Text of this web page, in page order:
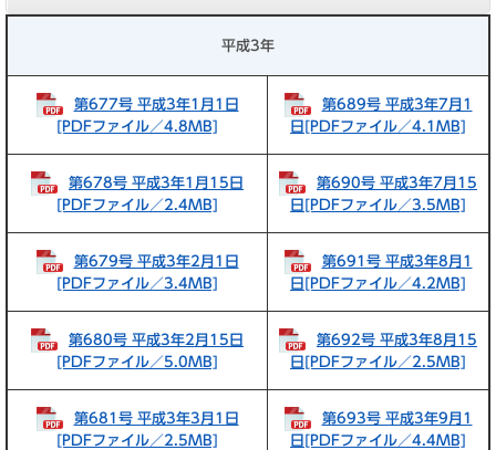
平成3年
第677号 平成3年1月1日
[PDFファイル／4.8MB]
第689号 平成3年7月1
日[PDFファイル／4.1MB]
第678号 平成3年1月15日
[PDFファイル／2.4MB]
第690号 平成3年7月15
日[PDFファイル／3.5MB]
第679号 平成3年2月1日
[PDFファイル／3.4MB]
第691号 平成3年8月1
日[PDFファイル／4.2MB]
第680号 平成3年2月15日
[PDFファイル／5.0MB]
第692号 平成3年8月15
日[PDFファイル／2.5MB]
第681号 平成3年3月1日
[PDFファイル／2.5MB]
第693号 平成3年9月1
日[PDFファイル／4.4MB]